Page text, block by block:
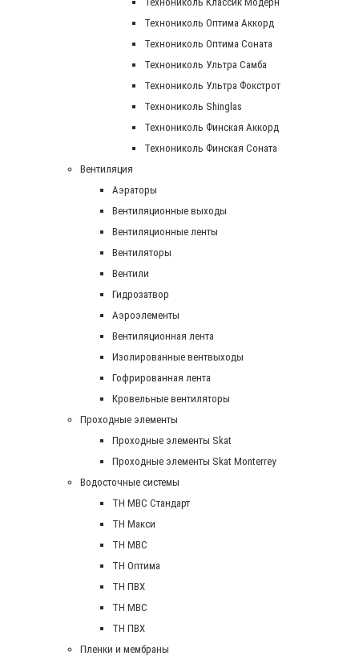
Технониколь Оптима Аккорд
Технониколь Оптима Соната
Технониколь Ультра Самба
Технониколь Ультра Фокстрот
Технониколь Shinglas
Технониколь Финская Аккорд
Технониколь Финская Соната
Вентиляция
Аэраторы
Вентиляционные выходы
Вентиляционные ленты
Вентиляторы
Вентили
Гидрозатвор
Аэроэлементы
Вентиляционная лента
Изолированные вентвыходы
Гофрированная лента
Кровельные вентиляторы
Проходные элементы
Проходные элементы Skat
Проходные элементы Skat Monterrey
Водосточные системы
TH MBC Стандарт
TH Макси
TH МВС
TH Оптима
TH ПВХ
ТН МВС
ТН ПВХ
Пленки и мембраны